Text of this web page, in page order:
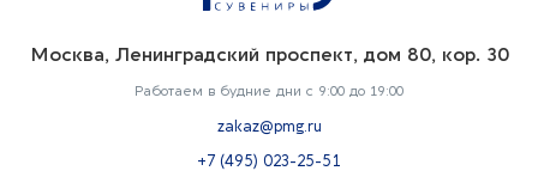
Москва, Ленинградский проспект, дом 80, кор. 30
Работаем в будние дни с 9:00 до 19:00
zakaz@pmg.ru
+7 (495) 023-25-51